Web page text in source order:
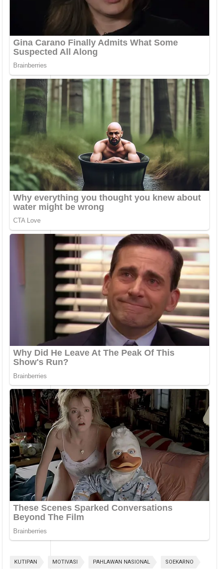
KUTIPAN MOTIVASI PAHLAWAN NASIONAL SOEKARNO